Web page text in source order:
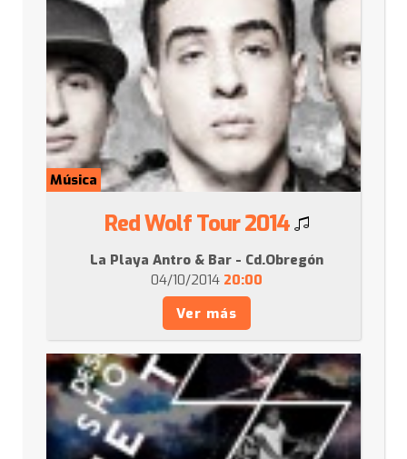
Música
Red Wolf Tour 2014
La Playa Antro & Bar - Cd.Obregón
04/10/2014 20:00
Ver más